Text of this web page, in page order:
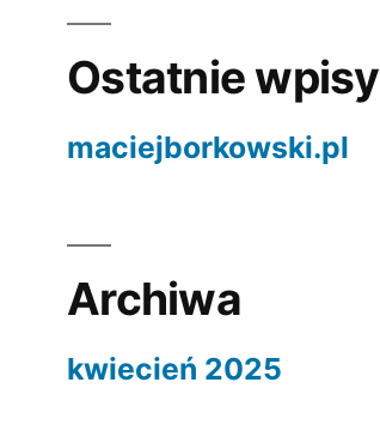
Ostatnie wpisy
maciejborkowski.pl
Archiwa
kwiecień 2025